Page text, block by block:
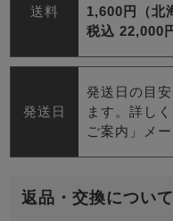
送料
1,600円（北
税込 22,000
発送日
発送日の目
ます。詳し
ご案内」メ
返品・交換について